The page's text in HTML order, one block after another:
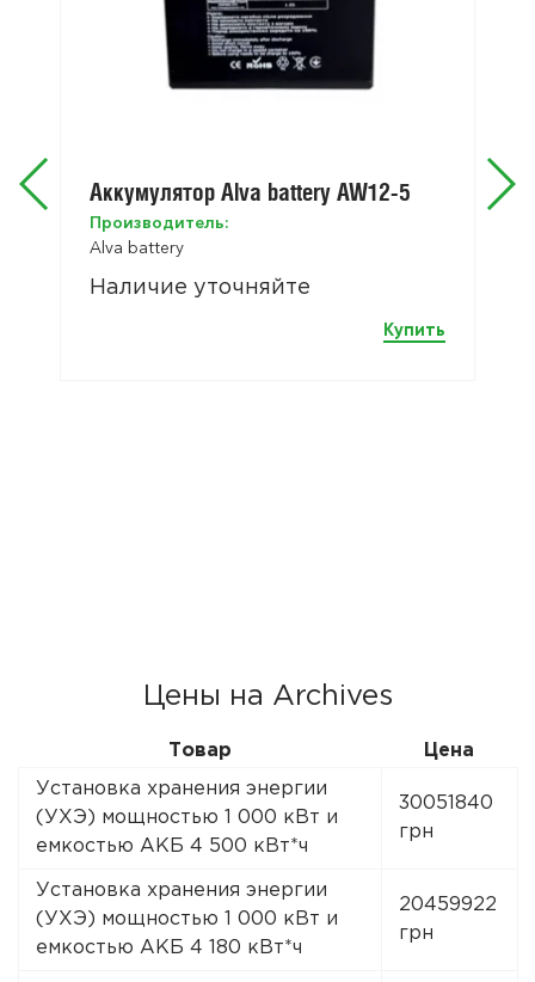
Аккумулятор Alva battery AW12-5
Производитель:
Alva battery
Наличие уточняйте
Купить
Цены на Archives
Товар Цена
Установка хранения энергии
(УХЭ) мощностью 1 000 кВт и
емкостью АКБ 4 500 кВт*ч
30051840
грн
Установка хранения энергии
(УХЭ) мощностью 1 000 кВт и
емкостью АКБ 4 180 кВт*ч
20459922
грн